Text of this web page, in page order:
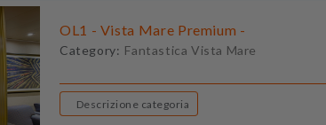
OL1 - Vista Mare Premium -
Category: Fantastica Vista Mare
Descrizione categoria